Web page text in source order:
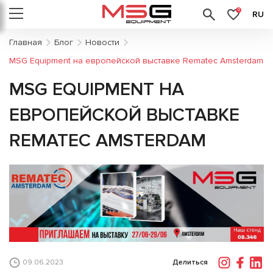
0 RU
Главная Блог
Новости
MSG Equipment на европейской выставке Rematec Amsterdam
MSG EQUIPMENT НА
ЕВРОПЕЙСКОЙ ВЫСТАВКЕ
REMATEC AMSTERDAM
09.06.2023 Делиться